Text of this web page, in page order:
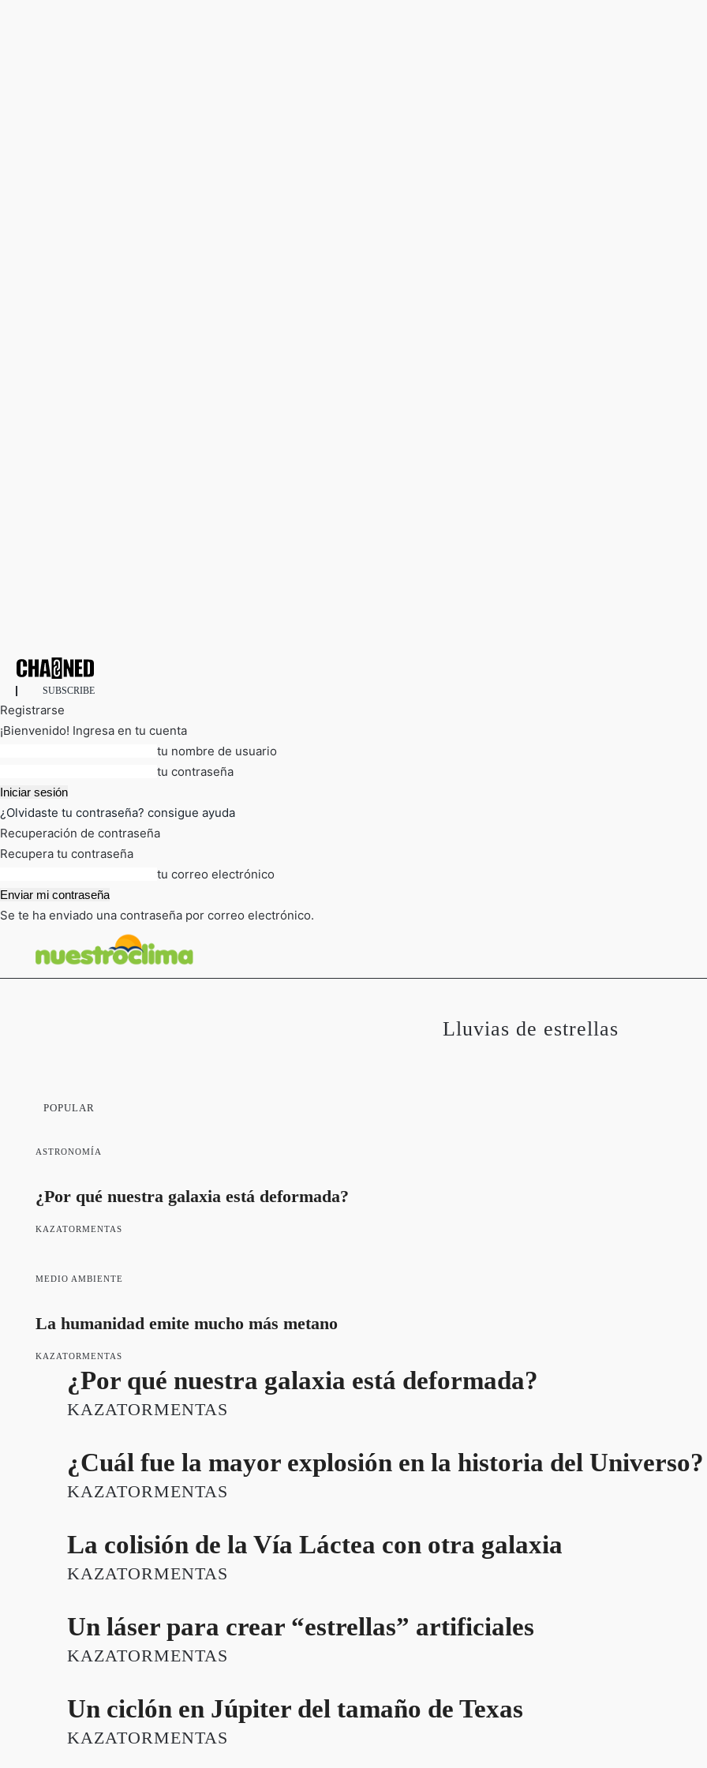
SUBSCRIBE
Registrarse
¡Bienvenido! Ingresa en tu cuenta
tu nombre de usuario
tu contraseña
¿Olvidaste tu contraseña? consigue ayuda
Recuperación de contraseña
Recupera tu contraseña
tu correo electrónico
Se te ha enviado una contraseña por correo electrónico.
Lluvias de estrellas
POPULAR
ASTRONOMÍA
¿Por qué nuestra galaxia está deformada?
KAZATORMENTAS
MEDIO AMBIENTE
La humanidad emite mucho más metano
KAZATORMENTAS
¿Por qué nuestra galaxia está deformada?
KAZATORMENTAS
¿Cuál fue la mayor explosión en la historia del Universo?
KAZATORMENTAS
La colisión de la Vía Láctea con otra galaxia
KAZATORMENTAS
Un láser para crear “estrellas” artificiales
KAZATORMENTAS
Un ciclón en Júpiter del tamaño de Texas
KAZATORMENTAS